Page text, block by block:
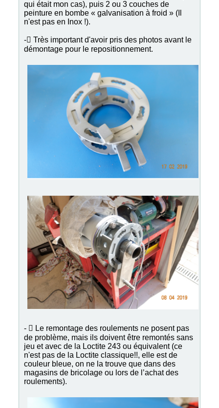
qui était mon cas), puis 2 ou 3 couches de
peinture en bombe « galvanisation à froid » (Il
n'est pas en Inox !).
- Très important d'avoir pris des photos avant le
démontage pour le repositionnement.
-  Le remontage des roulements ne posent pas
de problème, mais ils doivent être remontés sans
jeu et avec de la Loctite 243 ou équivalent (ce
n'est pas de la Loctite classique!!, elle est de
couleur bleue, on ne la trouve que dans des
magasins de bricolage ou lors de l’achat des
roulements).